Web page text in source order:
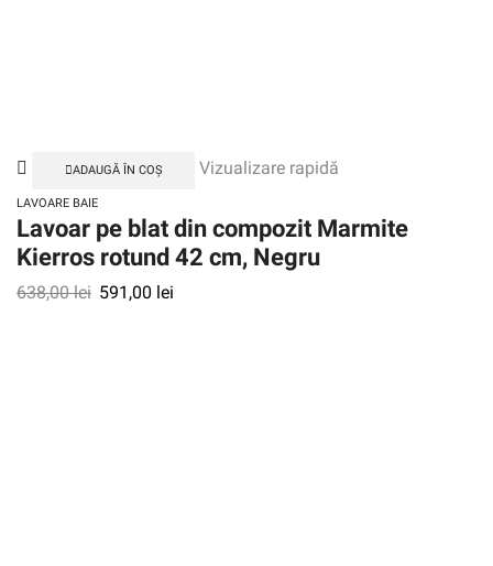
ADAUGĂ ÎN COȘ Vizualizare rapidă
LAVOARE BAIE
Lavoar pe blat din compozit Marmite
Kierros rotund 42 cm, Negru
638,00lei 591,00 lei